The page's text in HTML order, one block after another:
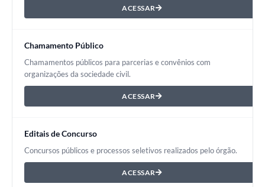
ACESSAR
Chamamento Público
Chamamentos públicos para parcerias e convênios com
organizações da sociedade civil.
ACESSAR
Editais de Concurso
Concursos públicos e processos seletivos realizados pelo órgão.
ACESSAR